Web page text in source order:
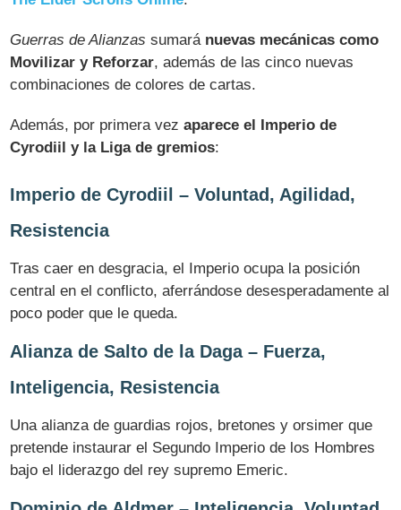
Guerras de Alianzas sumará nuevas mecánicas como
Movilizar y Reforzar, además de las cinco nuevas
combinaciones de colores de cartas.
Además, por primera vezaparece el Imperio de
Cyrodiil y la Liga de gremios:
Imperio de Cyrodiil – Voluntad, Agilidad,
Resistencia
Tras caer en desgracia, el Imperio ocupa la posición
central en el conflicto, aferrándose desesperadamente al
poco poder que le queda.
Alianza de Salto de la Daga – Fuerza,
Inteligencia, Resistencia
Una alianza de guardias rojos, bretones y orsimer que
pretende instaurar el Segundo Imperio de los Hombres
bajo el liderazgo del rey supremo Emeric.